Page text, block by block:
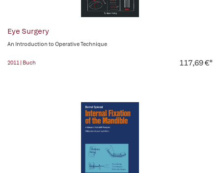
Eye Surgery
An Introduction to Operative Technique
2011 | Buch 117,69 €*